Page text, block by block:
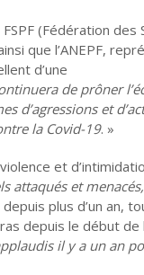
(Fédération des
que l’ANEPF,
d’une
de prôner
d’agressions et
la Covid-19. »
et
attaqués et
plus d’un an,
depuis le début de
il y a un an